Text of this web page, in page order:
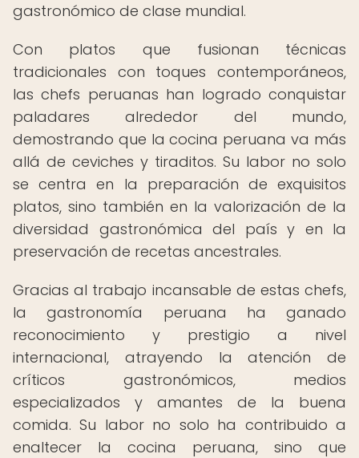
gastronómico de clase mundial.
Con platos que fusionan técnicas
tradicionales con toques contemporáneos,
las chefs peruanas han logrado conquistar
paladares alrededor del mundo,
demostrando que la cocina peruana va más
allá de ceviches y tiraditos. Su labor no solo
se centra en la preparación de exquisitos
platos, sino también en la valorización de la
diversidad gastronómica del país y en la
preservación de recetas ancestrales.
Gracias al trabajo incansable de estas chefs,
la gastronomía peruana ha ganado
reconocimiento y prestigio a nivel
internacional, atrayendo la atención de
críticos gastronómicos, medios
especializados y amantes de la buena
comida. Su labor no solo ha contribuido a
enaltecer la cocina peruana, sino que